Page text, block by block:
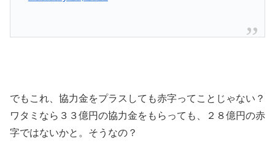
でもこれ、協力金をプラスしても赤字ってことじゃない？
ワタミなら３３億円の協力金をもらっても、２８億円の赤
字ではないかと。そうなの？